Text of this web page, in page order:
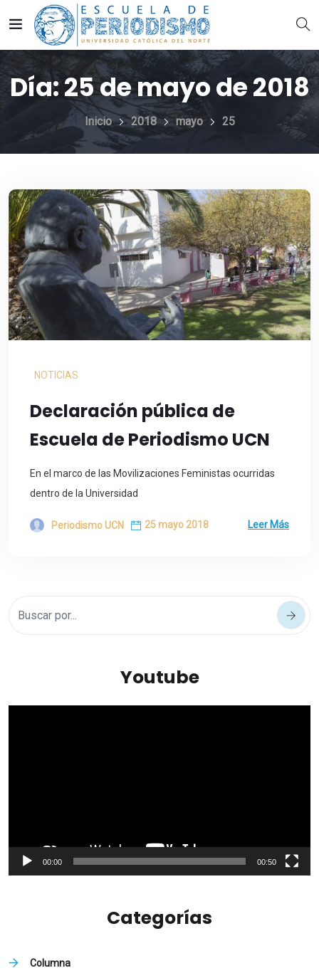
Día:25 de mayo de 2018
Inicio 2018 mayo 25
NOTICIAS
Declaración pública de
Escuela de Periodismo UCN
En el marco de las Movilizaciones Feministas ocurridas
dentro de la Universidad
Periodismo UCN 25 mayo 2018 Leer Más
Youtube
00:00 00:50
Categorías
Columna